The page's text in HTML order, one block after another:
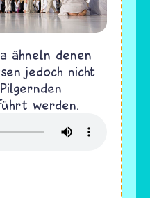
ähneln denen
jedoch nicht
werden.